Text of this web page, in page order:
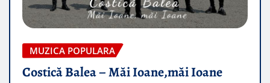
MUZICA POPULARA
Costică Balea – Măi Ioane,măi Ioane